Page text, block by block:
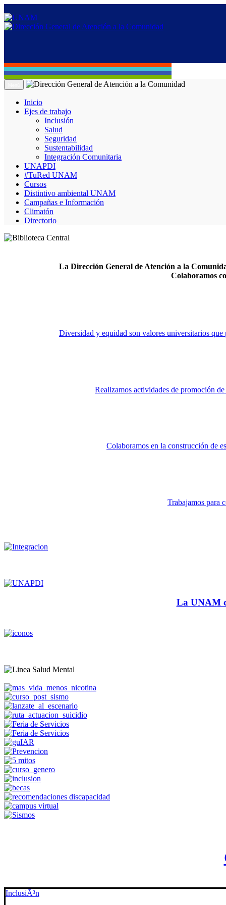
Inicio
Ejes de trabajo
Inclusión
Salud
Seguridad
Sustentabilidad
Integración Comunitaria
UNAPDI
#TuRed UNAM
Cursos
Distintivo ambiental UNAM
Campañas e Información
Climatón
Directorio
La Dirección General de Atención a la
Colaboramos
Diversidad y equidad son valores universitarios que
Realizamos actividades de promoción
Colaboramos en la construcción de
Trabajamos para
La UNAM
InclusiÃ³n